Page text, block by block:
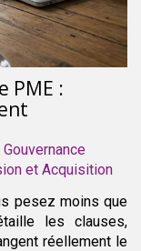
PME :
Gouvernance
et Acquisition
pesez moins que
les clauses,
réellement le